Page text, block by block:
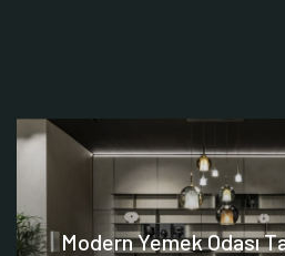
Modern Yemek Odası